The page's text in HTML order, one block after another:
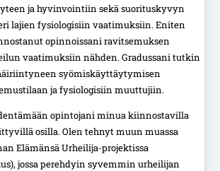
ja hyvinvointiin sekä suorituskyvyn
lajien fysiologisiin vaatimuksiin. Eniten
opinnoissani ravitsemuksen
vaatimuksiin nähden. Gradussani tutkin
syömiskäyttäytymisen
ja fysiologisiin muuttujiin.
opintojani minua kiinnostavilla
osilla. Olen tehnyt muun muassa
Elämänsä Urheilija-projektissa
jossa perehdyin syvemmin urheilijan